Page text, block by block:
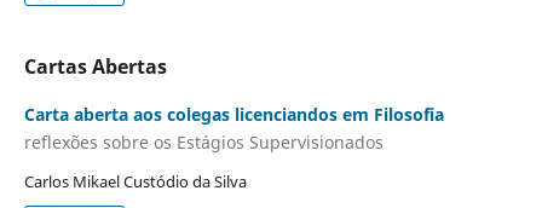
Cartas Abertas
Carta aberta aos colegas licenciandos em Filosofia
reflexões sobre os Estágios Supervisionados
Carlos Mikael Custódio da Silva